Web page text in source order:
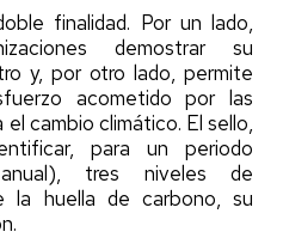
finalidad. Por un lado,
demostrar su
y, por otro lado, permite
acometido por las
cambio climático. El sello,
para un periodo
tres niveles de
la huella de carbono, su